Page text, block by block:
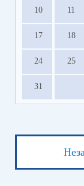
10 11
17 18
24 25
31